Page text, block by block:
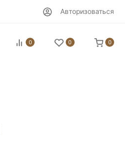
Авторизоваться
0 0 0